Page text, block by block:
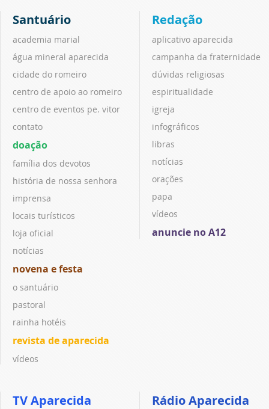
Santuário
academia marial
água mineral aparecida
cidade do romeiro
centro de apoio ao romeiro
centro de eventos pe. vitor
contato
doação
família dos devotos
história de nossa senhora
imprensa
locais turísticos
loja oficial
notícias
novena e festa
o santuário
pastoral
rainha hotéis
revista de aparecida
vídeos
Redação
aplicativo aparecida
campanha da fraternidade
dúvidas religiosas
espiritualidade
igreja
infográficos
libras
notícias
orações
papa
vídeos
anuncie no A12
TV Aparecida Rádio Aparecida